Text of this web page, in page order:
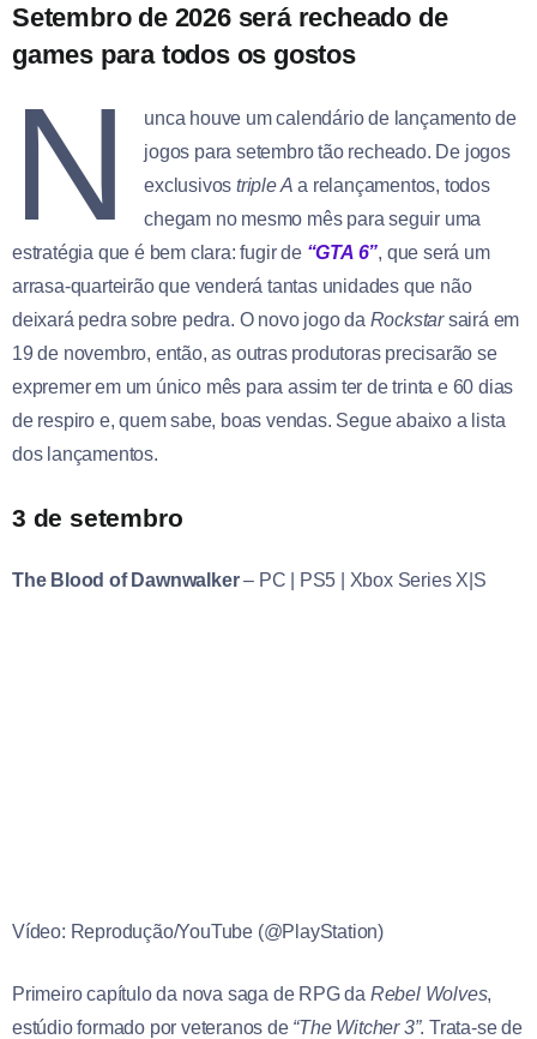
Setembro de 2026 será recheado de
games para todos os gostos
N
unca houve um calendário de lançamento de
jogos para setembro tão recheado. De jogos
exclusivos triple A a relançamentos, todos
chegam no mesmo mês para seguir uma
estratégia que é bem clara: fugir de “GTA 6”, que será um
arrasa-quarteirão que venderá tantas unidades que não
deixará pedra sobre pedra. O novo jogo da Rockstarsairá em
19 de novembro, então, as outras produtoras precisarão se
expremer em um único mês para assim ter de trinta e 60 dias
de respiro e, quem sabe, boas vendas. Segue abaixo a lista
dos lançamentos.
3 de setembro
The Blood of Dawnwalker– PC | PS5 | Xbox Series X|S
Vídeo: Reprodução/YouTube (@PlayStation)
Primeiro capítulo da nova saga de RPG da Rebel Wolves,
estúdio formado por veteranos de “The Witcher 3”. Trata-se de